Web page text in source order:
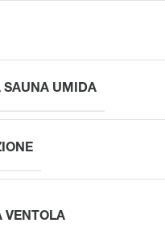
SAUNA UMIDA
VENTOLA